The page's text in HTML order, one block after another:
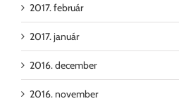
2017. február
2017. január
2016. december
2016. november